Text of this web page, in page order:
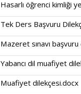
Hasarlı öğrenci kimliği
Tek Ders Başvuru
Mazeret sınavı
Yabancı dil muafiyet
Muafiyet dilekçesi.docx